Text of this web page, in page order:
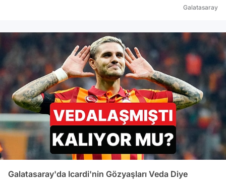
Galatasaray
Galatasaray'da Icardi'nin Gözyaşları Veda Diye